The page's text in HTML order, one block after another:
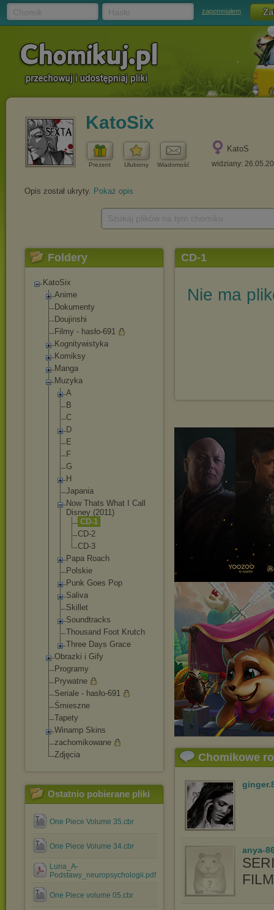
zapomniałem
KatoSix
Prezent Ulubiony Wiadomość
KatoS
widziany:
Opis został ukryty. Pokaż opis
Foldery
KatoSix
Anime
Dokumenty
Doujinshi
Filmy - hasło-691
Kognitywistyka
Komiksy
Manga
Muzyka
A
B
C
D
E
F
G
H
Japania
Now Thats What I Call
Disney (2011)
CD-1
CD-2
CD-3
Papa Roach
Polskie
Punk Goes Pop
Saliva
Skillet
Soundtracks
Thousand Foot Krutch
Three Days Grace
Obrazki i Gify
Programy
Prywatne
Seriale - hasło-691
Śmieszne
Tapety
Winamp Skins
zachomikowane
Zdjęcia
Ostatnio pobierane pliki
One Piece Volume 35.cbr
One Piece Volume 34.cbr
Luria_A-
Podstawy_neuropsychologii.pdf
One Piece volume 05.cbr
CD-1
Nie ma
Chomikowe
anya-